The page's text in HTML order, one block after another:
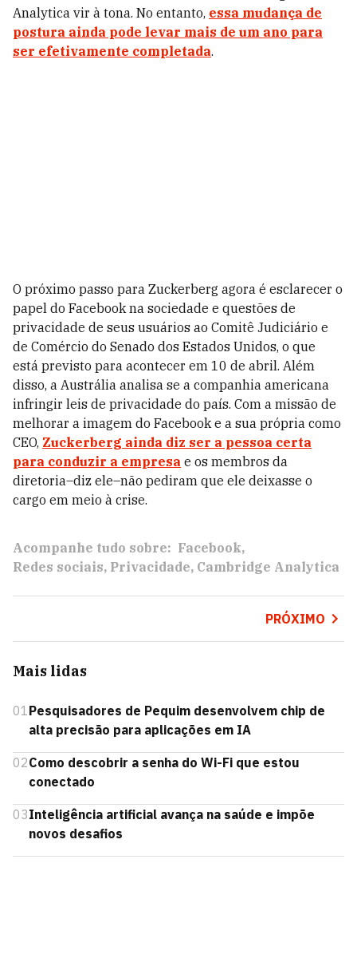
Analytica vir à tona. No entanto, essa mudança de
postura ainda pode levar mais de um ano para
ser efetivamente completada.
O próximo passo para Zuckerberg agora é esclarecer o
papel do Facebook na sociedade e questões de
privacidade de seus usuários ao Comitê Judiciário e
de Comércio do Senado dos Estados Unidos, o que
está previsto para acontecer em 10 de abril. Além
disso, a Austrália analisa se a companhia americana
infringir leis de privacidade do país. Com a missão de
melhorar a imagem do Facebook e a sua própria como
CEO, Zuckerberg ainda diz ser a pessoa certa
para conduzir a empresa e os membros da
diretoria–diz ele–não pediram que ele deixasse o
cargo em meio à crise.
Acompanhe tudo sobre: Facebook
Redes sociais Privacidade Cambridge Analytica
PRÓXIMO
Mais lidas
01Pesquisadores de Pequim desenvolvem chip de
alta precisão para aplicações em IA
02Como descobrir a senha do Wi-Fi que estou
conectado
03Inteligência artificial avança na saúde e impõe
novos desafios